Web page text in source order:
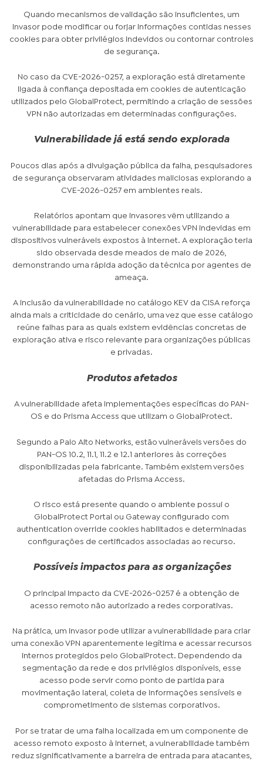
Quando mecanismos de validação são insuficientes, um
invasor pode modificar ou forjar informações contidas nesses
cookies para obter privilégios indevidos ou contornar controles
de segurança.
No caso da CVE-2026-0257, a exploração está diretamente
ligada à confiança depositada em cookies de autenticação
utilizados pelo GlobalProtect, permitindo a criação de sessões
VPN não autorizadas em determinadas configurações.
Vulnerabilidade já está sendo explorada
Poucos dias após a divulgação pública da falha, pesquisadores
de segurança observaram atividades maliciosas explorando a
CVE-2026-0257 em ambientes reais.
Relatórios apontam que invasores vêm utilizando a
vulnerabilidade para estabelecer conexões VPN indevidas em
dispositivos vulneráveis expostos à internet. A exploração teria
sido observada desde meados de maio de 2026,
demonstrando uma rápida adoção da técnica por agentes de
ameaça.
A inclusão da vulnerabilidade no catálogo KEV da CISA reforça
ainda mais a criticidade do cenário, uma vez que esse catálogo
reúne falhas para as quais existem evidências concretas de
exploração ativa e risco relevante para organizações públicas
e privadas.
Produtos afetados
A vulnerabilidade afeta implementações específicas do PAN-
OS e do Prisma Access que utilizam o GlobalProtect.
Segundo a Palo Alto Networks, estão vulneráveis versões do
PAN-OS 10.2, 11.1, 11.2 e 12.1 anteriores às correções
disponibilizadas pela fabricante. Também existem versões
afetadas do Prisma Access.
O risco está presente quando o ambiente possui o
GlobalProtect Portal ou Gateway configurado com
authentication override cookies habilitados e determinadas
configurações de certificados associadas ao recurso.
Possíveis impactos para as organizações
O principal impacto da CVE-2026-0257 é a obtenção de
acesso remoto não autorizado a redes corporativas.
Na prática, um invasor pode utilizar a vulnerabilidade para criar
uma conexão VPN aparentemente legítima e acessar recursos
internos protegidos pelo GlobalProtect. Dependendo da
segmentação da rede e dos privilégios disponíveis, esse
acesso pode servir como ponto de partida para
movimentação lateral, coleta de informações sensíveis e
comprometimento de sistemas corporativos.
Por se tratar de uma falha localizada em um componente de
acesso remoto exposto à internet, a vulnerabilidade também
reduz significativamente a barreira de entrada para atacantes,